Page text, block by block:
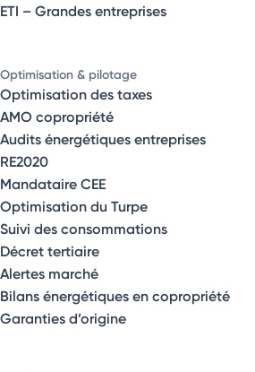
ETI – Grandes entreprises
Optimisation & pilotage
Optimisation des taxes
AMO copropriété
Audits énergétiques entreprises
RE2020
Mandataire CEE
Optimisation du Turpe
Suivi des consommations
Décret tertiaire
Alertes marché
Bilans énergétiques en copropriété
Garanties d’origine